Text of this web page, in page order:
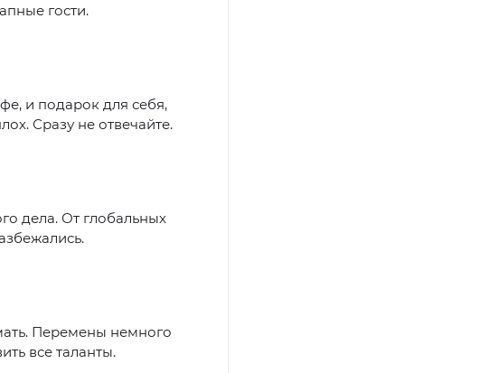
гости.
и подарок для себя,
Сразу не отвечайте.
дела. От глобальных
Перемены немного
все таланты.